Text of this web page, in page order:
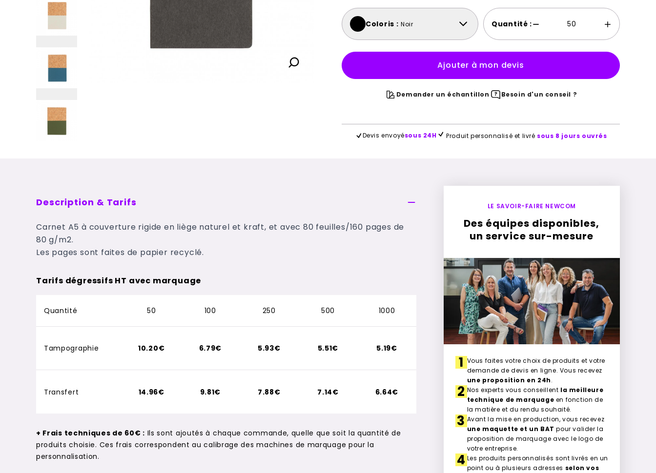
Coloris : Noir Quantité :
Ajouter à mon devis
Demander un échantillon Besoin d'un conseil ?
Devis envoyésous 24H Produit personnalisé et livré sous 8 jours ouvrés
Description & Tarifs
Carnet A5 à couverture rigide en liège naturel et kraft, et avec 80 feuilles/160 pages de
80 g/m2.
Les pages sont faites de papier recyclé.
Tarifs dégressifs HT avec marquage
Quantité
Tampographie
Transfert
50 100 250 500 1000
10.20€ 6.79€ 5.93€ 5.51€ 5.19€
14.96€ 9.81€ 7.88€ 7.14€ 6.64€
+ Frais techniques de 60€ : Ils sont ajoutés à chaque commande, quelle que soit la quantité de
produits choisie. Ces frais correspondent au calibrage des machines de marquage pour la
personnalisation.
LE SAVOIR-FAIRE NEWCOM
Des équipes disponibles,
un service sur-mesure
1 Vous faites votre choix de produits et votre
demande de devis en ligne. Vous recevez
une proposition en 24h.
2 Nos experts vous conseillent la meilleure
technique de marquage en fonction de
la matière et du rendu souhaité.
3 Avant la mise en production, vous recevez
une maquette et un BAT pour valider la
proposition de marquage avec le logo de
votre entreprise.
4 Les produits personnalisés sont livrés en un
point ou à plusieurs adresses selon vos